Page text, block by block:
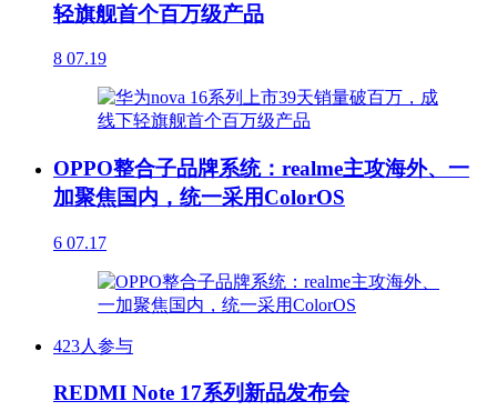
轻旗舰首个百万级产品
8 07.19
OPPO整合子品牌系统：realme主攻海外、一
加聚焦国内，统一采用ColorOS
6 07.17
423人参与
REDMI Note 17系列新品发布会